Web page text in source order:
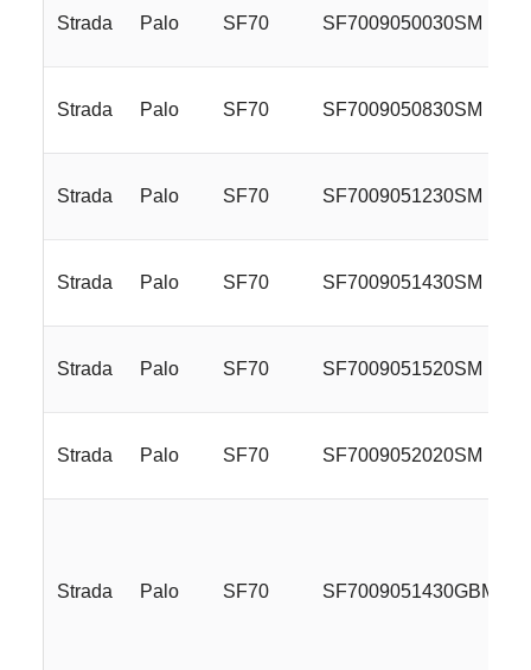
Strada Palo SF70 SF7009050030SM
Strada Palo SF70 SF7009050830SM
Strada Palo SF70 SF7009051230SM
Strada Palo SF70 SF7009051430SM
Strada Palo SF70 SF7009051520SM
Strada Palo SF70 SF7009052020SM
Strada Palo SF70 SF7009051430GBMLR